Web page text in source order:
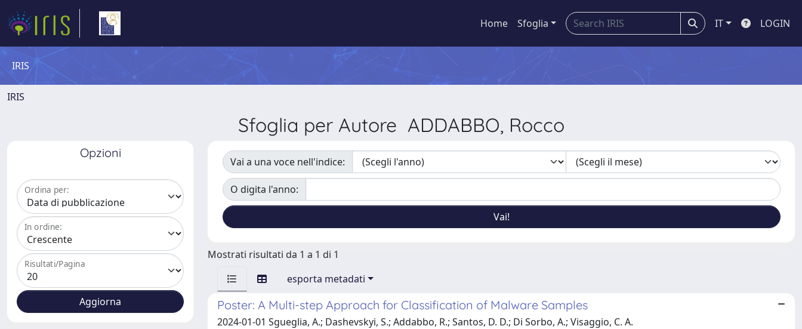
Home Sfoglia IT LOGIN
IRIS
IRIS
Sfoglia per Autore ADDABBO, Rocco
Opzioni
Ordina per:
In ordine:
Risultati/Pagina
Vai a una voce nell'indice:
O digita l'anno:
Mostrati risultati da 1 a 1 di 1
esporta metadati
Poster: A Multi-step Approach for Classification of Malware Samples
2024-01-01 Sgueglia, A.; Dashevskyi, S.; Addabbo, R.; Santos, D. D.; Di Sorbo, A.; Visaggio, C. A.